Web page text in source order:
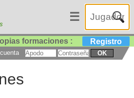
☰
formaciones : Registro
OK